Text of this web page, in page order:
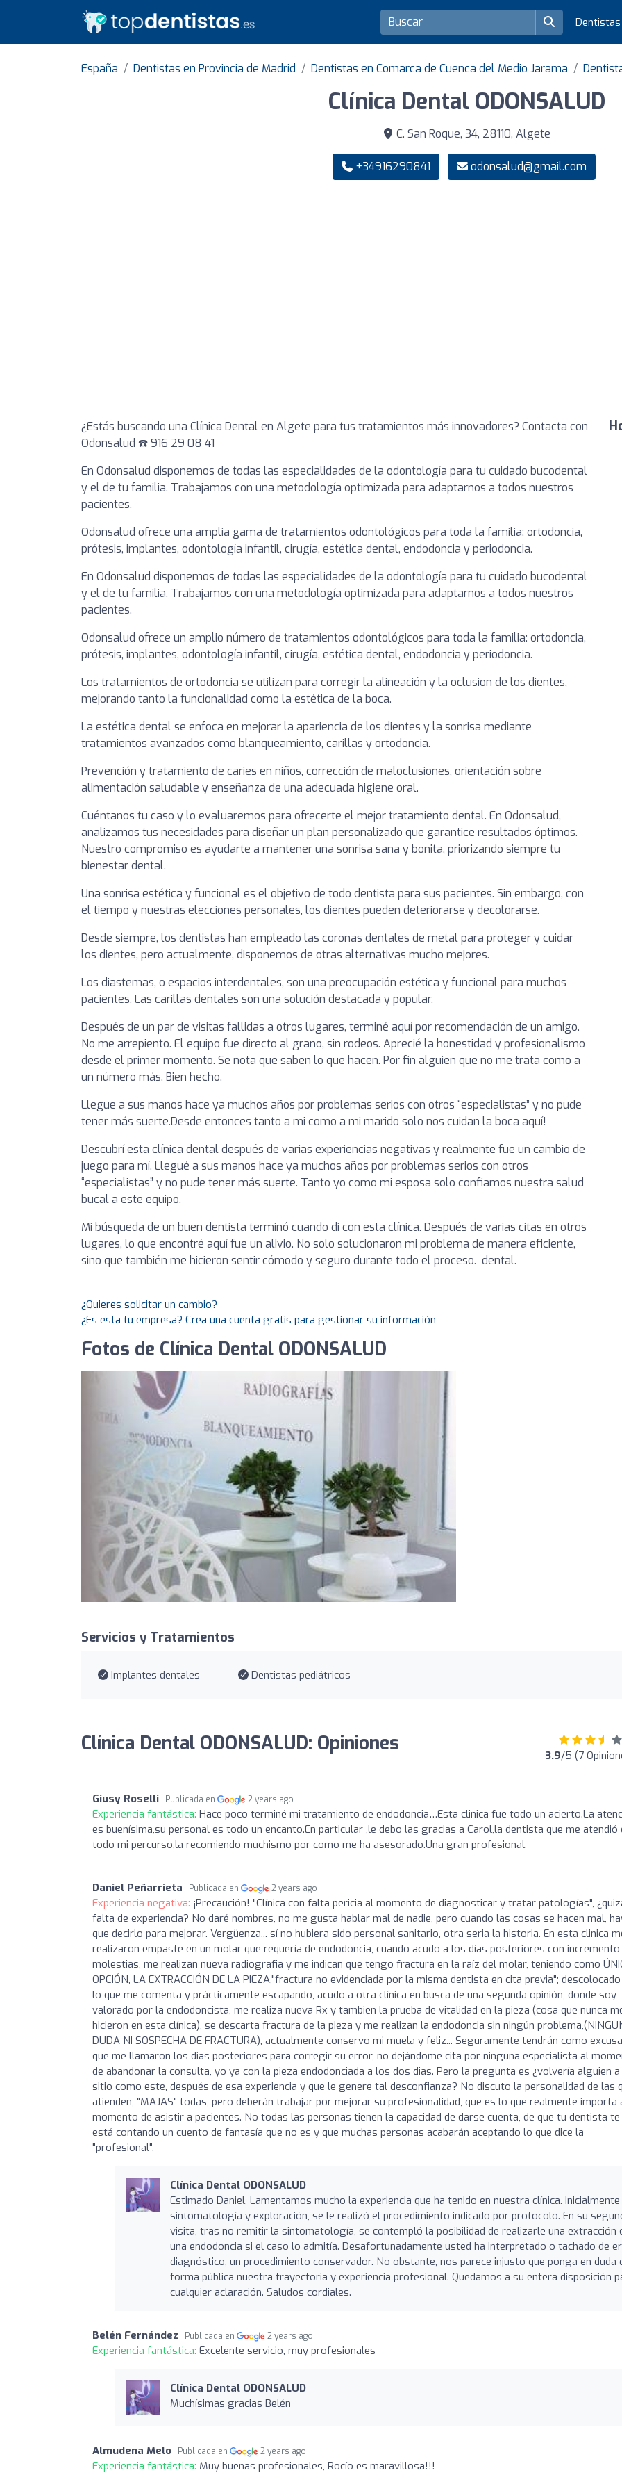
Dentistas
España Dentistas en Provincia de Madrid Dentistas en Comarca de Cuenca del Medio Jarama
Clínica Dental ODONSALUD
C. San Roque, 34, 28110, Algete
+34916290841 odonsalud@gmail.com
¿Estás buscando una Clínica Dental en Algete para tus tratamientos más innovadores? Contacta con
Odonsalud ☎️ 916 29 08 41
En Odonsalud disponemos de todas las especialidades de la odontología para tu cuidado bucodental
y el de tu familia. Trabajamos con una metodología optimizada para adaptarnos a todos nuestros
pacientes.
Odonsalud ofrece una amplia gama de tratamientos odontológicos para toda la familia: ortodoncia,
prótesis, implantes, odontología infantil, cirugía, estética dental, endodoncia y periodoncia.
En Odonsalud disponemos de todas las especialidades de la odontología para tu cuidado bucodental
y el de tu familia. Trabajamos con una metodología optimizada para adaptarnos a todos nuestros
pacientes.
Odonsalud ofrece un amplio número de tratamientos odontológicos para toda la familia: ortodoncia,
prótesis, implantes, odontología infantil, cirugía, estética dental, endodoncia y periodoncia.
Los tratamientos de ortodoncia se utilizan para corregir la alineación y la oclusion de los dientes,
mejorando tanto la funcionalidad como la estética de la boca.
La estética dental se enfoca en mejorar la apariencia de los dientes y la sonrisa mediante
tratamientos avanzados como blanqueamiento, carillas y ortodoncia.
Prevención y tratamiento de caries en niños, corrección de maloclusiones, orientación sobre
alimentación saludable y enseñanza de una adecuada higiene oral.
Cuéntanos tu caso y lo evaluaremos para ofrecerte el mejor tratamiento dental. En Odonsalud,
analizamos tus necesidades para diseñar un plan personalizado que garantice resultados óptimos.
Nuestro compromiso es ayudarte a mantener una sonrisa sana y bonita, priorizando siempre tu
bienestar dental.
Una sonrisa estética y funcional es el objetivo de todo dentista para sus pacientes. Sin embargo, con
el tiempo y nuestras elecciones personales, los dientes pueden deteriorarse y decolorarse.
Desde siempre, los dentistas han empleado las coronas dentales de metal para proteger y cuidar
los dientes, pero actualmente, disponemos de otras alternativas mucho mejores.
Los diastemas, o espacios interdentales, son una preocupación estética y funcional para muchos
pacientes. Las carillas dentales son una solución destacada y popular.
Después de un par de visitas fallidas a otros lugares, terminé aquí por recomendación de un amigo.
No me arrepiento. El equipo fue directo al grano, sin rodeos. Aprecié la honestidad y profesionalismo
desde el primer momento. Se nota que saben lo que hacen. Por fin alguien que no me trata como a
un número más. Bien hecho.
Llegue a sus manos hace ya muchos años por problemas serios con otros “especialistas” y no pude
tener más suerte.Desde entonces tanto a mi como a mi marido solo nos cuidan la boca aquí!
Descubrí esta clínica dental después de varias experiencias negativas y realmente fue un cambio de
juego para mí. Llegué a sus manos hace ya muchos años por problemas serios con otros
“especialistas” y no pude tener más suerte. Tanto yo como mi esposa solo confiamos nuestra salud
bucal a este equipo.
Mi búsqueda de un buen dentista terminó cuando di con esta clínica. Después de varias citas en otros
lugares, lo que encontré aquí fue un alivio. No solo solucionaron mi problema de manera eficiente,
sino que también me hicieron sentir cómodo y seguro durante todo el proceso. dental.
¿Quieres solicitar un cambio?
¿Es esta tu empresa? Crea una cuenta gratis para gestionar su información
Fotos de Clínica Dental ODONSALUD
Servicios y Tratamientos
Implantes dentales Dentistas pediátricos
Clínica Dental ODONSALUD: Opiniones 3.9/5 (7
Giusy Roselli Publicada en 2 years ago
Experiencia fantástica: Hace poco terminé mi tratamiento de endodoncia…Esta clinica fue todo un acierto.La
es buenísima,su personal es todo un encanto.En particular ,le debo las gracias a Carol,la dentista que me atendió
todo mi percurso,la recomiendo muchismo por como me ha asesorado.Una gran profesional.
Daniel Peñarrieta Publicada en 2 years ago
Experiencia negativa: ¡Precaución! "Clínica con falta pericia al momento de diagnosticar y tratar patologías",
falta de experiencia? No daré nombres, no me gusta hablar mal de nadie, pero cuando las cosas se hacen mal,
que decirlo para mejorar. Vergüenza... sí no hubiera sido personal sanitario, otra seria la historia. En esta clinica
realizaron empaste en un molar que requería de endodoncia, cuando acudo a los días posteriores con incremento
molestias, me realizan nueva radiografia y me indican que tengo fractura en la raíz del molar, teniendo como
OPCIÓN, LA EXTRACCIÓN DE LA PIEZA,"fractura no evidenciada por la misma dentista en cita previa";
lo que me comenta y prácticamente escapando, acudo a otra clínica en busca de una segunda opinión, donde soy
valorado por la endodoncista, me realiza nueva Rx y tambien la prueba de vitalidad en la pieza (cosa que nunca
hicieron en esta clínica), se descarta fractura de la pieza y me realizan la endodoncia sin ningún
DUDA NI SOSPECHA DE FRACTURA), actualmente conservo mi muela y feliz... Seguramente tendrán como
que me llamaron los dias posteriores para corregir su error, no dejándome cita por ninguna especialista al
de abandonar la consulta, yo ya con la pieza endodonciada a los dos dias. Pero la pregunta es ¿volvería alguien a
sitio como este, después de esa experiencia y que le genere tal desconfianza? No discuto la personalidad de las
atienden, "MAJAS" todas, pero deberán trabajar por mejorar su profesionalidad, que es lo que realmente importa
momento de asistir a pacientes. No todas las personas tienen la capacidad de darse cuenta, de que tu dentista te
está contando un cuento de fantasía que no es y que muchas personas acabarán aceptando lo que dice la
"profesional".
Clínica Dental ODONSALUD
Estimado Daniel, Lamentamos mucho la experiencia que ha tenido en nuestra clínica.
sintomatología y exploración, se le realizó el procedimiento indicado por protocolo. En su
visita, tras no remitir la sintomatología, se contempló la posibilidad de realizarle una extracción
una endodoncia si el caso lo admitía. Desafortunadamente usted ha interpretado o tachado de
diagnóstico, un procedimiento conservador. No obstante, nos parece injusto que ponga en duda
forma pública nuestra trayectoria y experiencia profesional. Quedamos a su entera disposición
cualquier aclaración. Saludos cordiales.
Belén Fernández Publicada en 2 years ago
Experiencia fantástica: Excelente servicio, muy profesionales
Clínica Dental ODONSALUD
Muchísimas gracias Belén
Almudena Melo Publicada en 2 years ago
Experiencia fantástica: Muy buenas profesionales, Rocío es maravillosa!!!